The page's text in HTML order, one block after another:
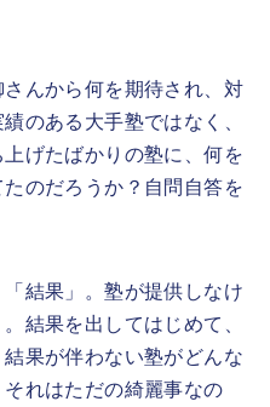
んから何を期待され、対
のある大手塾ではなく、
げたばかりの塾に、何を
のだろうか？自問自答を
結果」。塾が提供しなけ
結果を出してはじめて、
果が伴わない塾がどんな
れはただの綺麗事なの